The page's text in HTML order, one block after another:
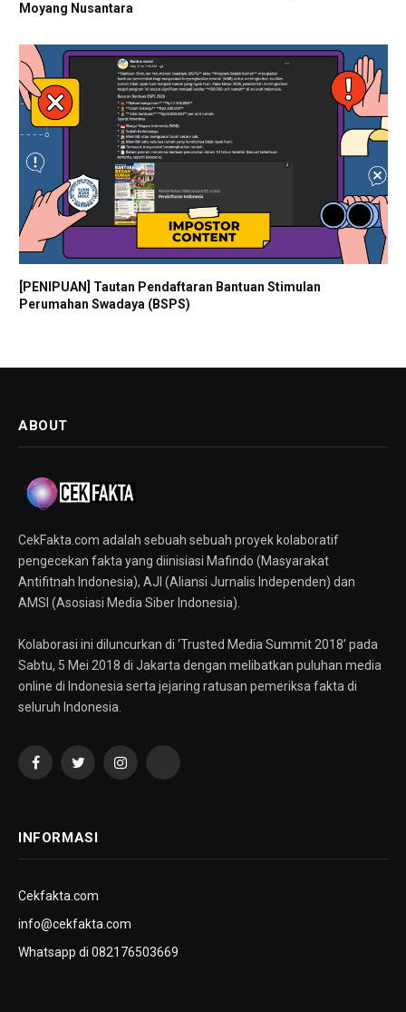
Moyang Nusantara
[PENIPUAN] Tautan Pendaftaran Bantuan Stimulan
Perumahan Swadaya (BSPS)
ABOUT
CekFakta.com adalah sebuah sebuah proyek kolaboratif
pengecekan fakta yang diinisiasi Mafindo (Masyarakat
Antifitnah Indonesia), AJI (Aliansi Jurnalis Independen) dan
AMSI (Asosiasi Media Siber Indonesia).
Kolaborasi ini diluncurkan di ‘Trusted Media Summit 2018’ pada
Sabtu, 5 Mei 2018 di Jakarta dengan melibatkan puluhan media
online di Indonesia serta jejaring ratusan pemeriksa fakta di
seluruh Indonesia.
FacebookTwitterInstagramYouTube
INFORMASI
Cekfakta.com
info@cekfakta.com
Whatsapp di 082176503669